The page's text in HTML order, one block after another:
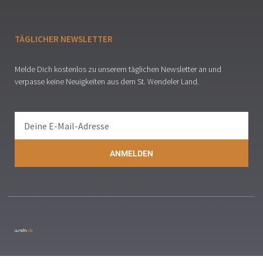
TÄGLICHER NEWSLETTER
Melde Dich kostenlos zu unserem täglichen Newsletter an und
verpasse keine Neuigkeiten aus dem St. Wendeler Land.
ANMELDEN